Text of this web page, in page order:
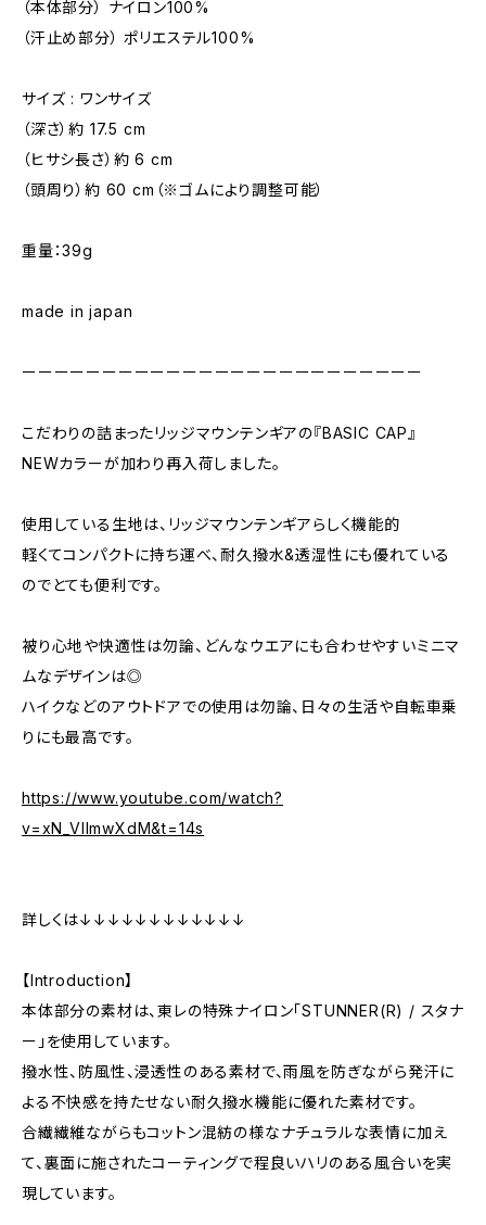
（本体部分） ナイロン100%
（汗止め部分） ポリエステル100%
サイズ : ワンサイズ
（深さ）約 17.5 cm
（ヒサシ長さ）約 6 cm
（頭周り）約 60 cm（※ゴムにより調整可能）
重量：39g
made in japan
ーーーーーーーーーーーーーーーーーーーーーーーーー
こだわりの詰まったリッジマウンテンギアの『BASIC CAP』
NEWカラーが加わり再入荷しました。
使用している生地は、リッジマウンテンギアらしく機能的
軽くてコンパクトに持ち運べ、耐久撥水&透湿性にも優れている
のでとても便利です。
被り心地や快適性は勿論、どんなウエアにも合わせやすいミニマ
ムなデザインは◎
ハイクなどのアウトドアでの使用は勿論、日々の生活や自転車乗
りにも最高です。
https://www.youtube.com/watch?
v=xN_VIImwXdM&t=14s
詳しくは↓↓↓↓↓↓↓↓↓↓↓↓
【Introduction】
本体部分の素材は、東レの特殊ナイロン「STUNNER(R) / スタナ
ー」を使用しています。
撥水性、防風性、浸透性のある素材で、雨風を防ぎながら発汗に
よる不快感を持たせない耐久撥水機能に優れた素材です。
合繊繊維ながらもコットン混紡の様なナチュラルな表情に加え
て、裏面に施されたコーティングで程良いハリのある風合いを実
現しています。